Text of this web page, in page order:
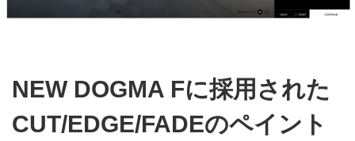
NEW DOGMA Fに採用された
CUT/EDGE/FADEのペイント